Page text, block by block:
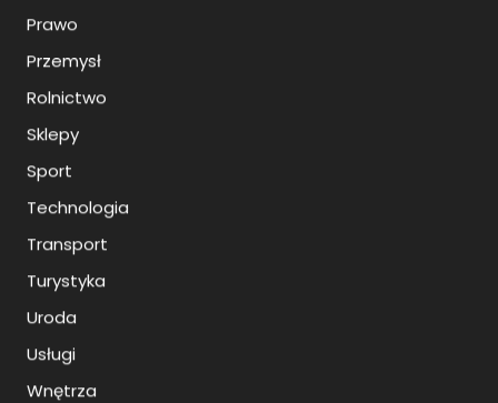
Prawo
Przemysł
Rolnictwo
Sklepy
Sport
Technologia
Transport
Turystyka
Uroda
Usługi
Wnętrza